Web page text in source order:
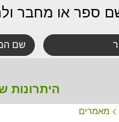
ספר או מחבר
היתרונות
> מאמרים